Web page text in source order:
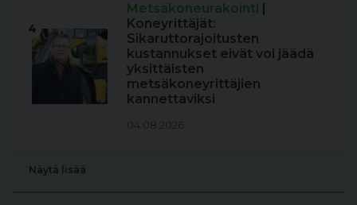
4
Metsäkoneurakointi |
Koneyrittäjät:
Sikaruttorajoitusten
kustannukset eivät voi jäädä
yksittäisten
metsäkoneyrittäjien
kannettaviksi
04.08.2026
Näytä lisää